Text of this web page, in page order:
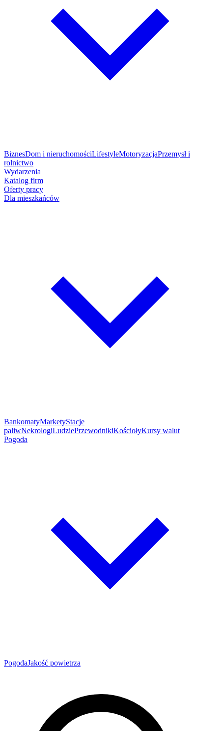
BiznesDom i nieruchomościLifestyleMotoryzacjaPrzemysł i
rolnictwo
Wydarzenia
Katalog firm
Oferty pracy
Dla mieszkańców
BankomatyMarketyStacje
paliwNekrologiLudziePrzewodnikiKościołyKursy walut
Pogoda
PogodaJakość powietrza